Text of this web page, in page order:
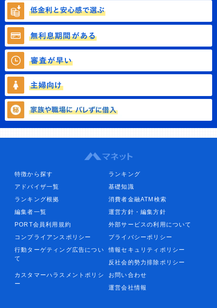
特徴から探す
ランキング
アドバイザ一覧
基礎知識
ランキング根拠
消費者金融ATM検索
編集者一覧
運営方針・編集方針
PORT会員利用規約
外部サービスの利用について
コンプライアンスポリシー
プライバシーポリシー
行動ターゲティング広告につい
て
情報セキュリティポリシー
反社会的勢力排除ポリシー
カスタマーハラスメントポリシ
ー
お問い合わせ
運営会社情報